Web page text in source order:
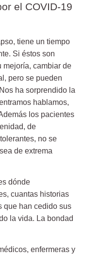
el COVID-19
tiene un tiempo
Si éstos son
mejoría, cambiar de
pero se pueden
ha sorprendido la
hablamos,
los pacientes
de
no se
de extrema
dónde
cuantas historias
que han cedido sus
la vida. La bondad
enfermeras y